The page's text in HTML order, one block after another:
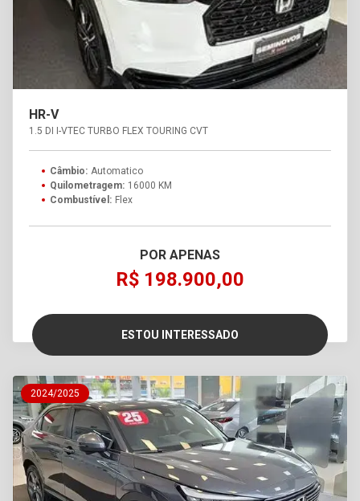
HR-V
1.5 DI I-VTEC TURBO FLEX TOURING CVT
Câmbio: Automatico
Quilometragem: 16000 KM
Combustível: Flex
POR APENAS
R$ 198.900,00
ESTOU INTERESSADO
2024/2025